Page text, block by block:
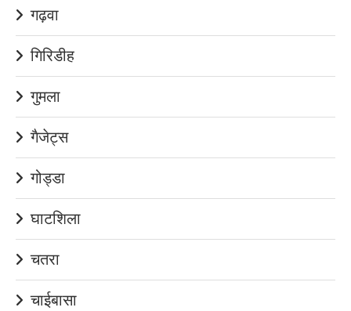
गढ़वा
गिरिडीह
गुमला
गैजेट्स
गोड्डा
घाटशिला
चतरा
चाईबासा